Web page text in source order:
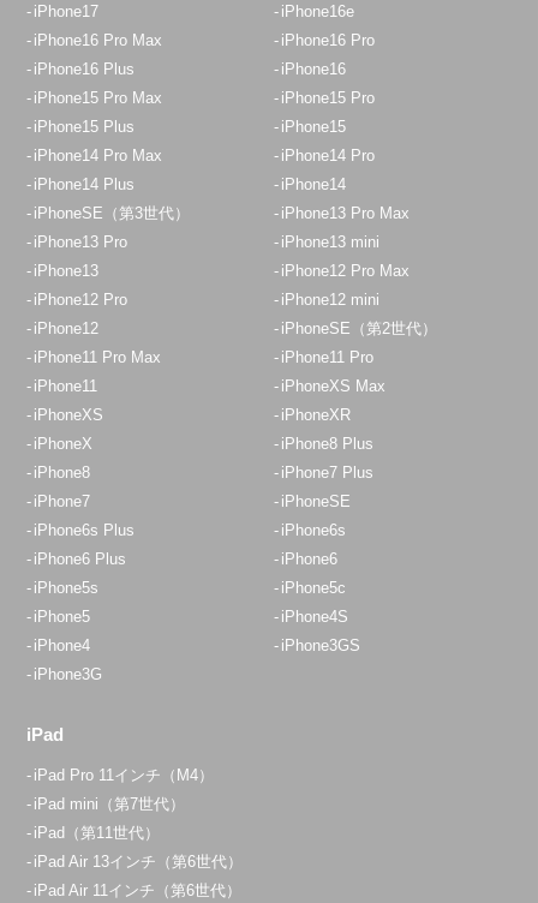
iPhone17
iPhone16e
iPhone16 Pro Max
iPhone16 Pro
iPhone16 Plus
iPhone16
iPhone15 Pro Max
iPhone15 Pro
iPhone15 Plus
iPhone15
iPhone14 Pro Max
iPhone14 Pro
iPhone14 Plus
iPhone14
iPhoneSE（第3世代）
iPhone13 Pro Max
iPhone13 Pro
iPhone13 mini
iPhone13
iPhone12 Pro Max
iPhone12 Pro
iPhone12 mini
iPhone12
iPhoneSE（第2世代）
iPhone11 Pro Max
iPhone11 Pro
iPhone11
iPhoneXS Max
iPhoneXS
iPhoneXR
iPhoneX
iPhone8 Plus
iPhone8
iPhone7 Plus
iPhone7
iPhoneSE
iPhone6s Plus
iPhone6s
iPhone6 Plus
iPhone6
iPhone5s
iPhone5c
iPhone5
iPhone4S
iPhone4
iPhone3GS
iPhone3G
iPad
iPad Pro 11インチ（M4）
iPad mini（第7世代）
iPad（第11世代）
iPad Air 13インチ（第6世代）
iPad Air 11インチ（第6世代）